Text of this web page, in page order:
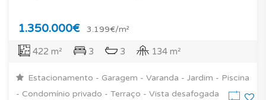
1.350.000€ 3.199€/m²
422 m² 3 3 134 m²
Estacionamento - Garagem - Varanda - Jardim - Piscina
- Condomínio privado - Terraço - Vista desafogada